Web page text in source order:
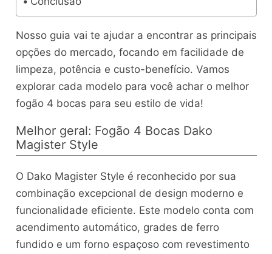
Nosso guia vai te ajudar a encontrar as principais
opções do mercado, focando em facilidade de
limpeza, potência e custo-benefício. Vamos
explorar cada modelo para você achar o melhor
fogão 4 bocas para seu estilo de vida!
Melhor geral: Fogão 4 Bocas Dako
Magister Style
O Dako Magister Style é reconhecido por sua
combinação excepcional de design moderno e
funcionalidade eficiente. Este modelo conta com
acendimento automático, grades de ferro
fundido e um forno espaçoso com revestimento